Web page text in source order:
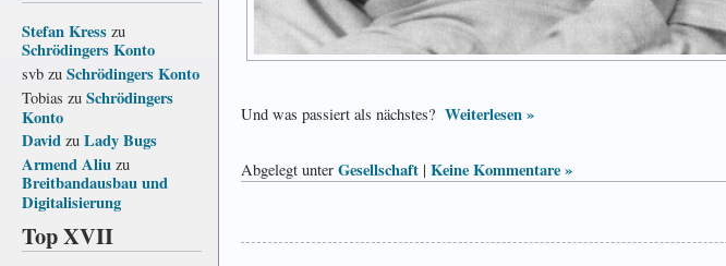
Stefan Kress zu
Schrödingers Konto
svb zu Schrödingers Konto
Tobias zu Schrödingers
Konto
David zu Lady Bugs
Armend Aliu zu
Breitbandausbau und
Digitalisierung
Top XVII
Und was passiert als nächstes? Weiterlesen »
Abgelegt unter Gesellschaft | Keine Kommentare »